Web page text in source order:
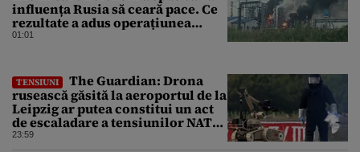
influența Rusia să ceară pace. Ce
rezultate a adus operațiunea
Kievului
01:01
TENSIUNI
The Guardian: Drona
rusească găsită la aeroportul de la
Leipzig ar putea constitui un act
de escaladare a tensiunilor NATO-
Rusia
23:59